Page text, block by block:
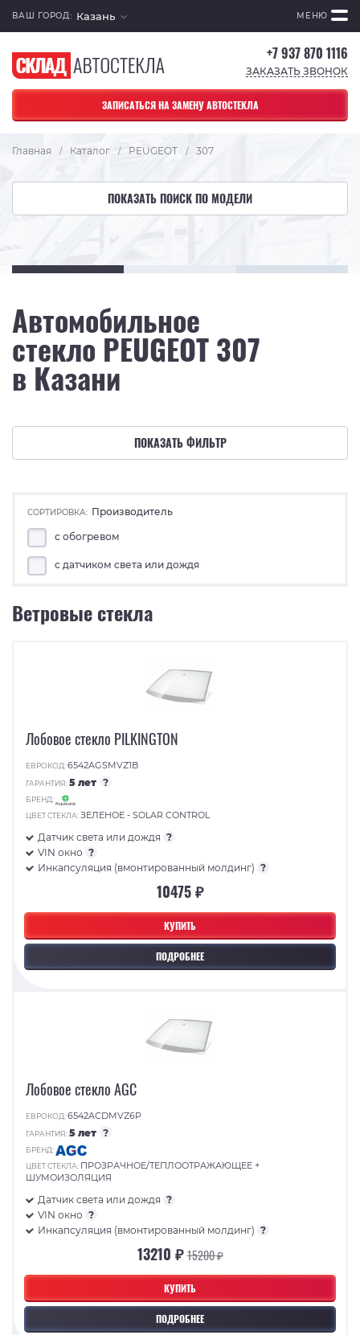
ВАШ ГОРОД: Казань МЕНЮ
+7 937 870 1116
ЗАКАЗАТЬ ЗВОНОК
ЗАПИСАТЬСЯ НА ЗАМЕНУ АВТОСТЕКЛА
Главная / Каталог / PEUGEOT / 307
ПОКАЗАТЬ ПОИСК ПО МОДЕЛИ
Автомобильное
стекло PEUGEOT 307
в Казани
ПОКАЗАТЬ ФИЛЬТР
СОРТИРОВКА: Производитель
с обогревом
с датчиком света или дождя
Ветровые стекла
КУПИТЬ
ПОДРОБНЕЕ
Лобовое стекло PILKINGTON
ЕВРОКОД:6542AGSMVZ1B
ГАРАНТИЯ:5 лет ?
БРЕНД:
ЦВЕТ СТЕКЛА:ЗЕЛЕНОЕ - SOLAR CONTROL
Датчик света или дождя ?
VIN окно ?
Инкапсуляция (вмонтированный молдинг) ?
10475 ₽
КУПИТЬ
ПОДРОБНЕЕ
Лобовое стекло AGC
ЕВРОКОД:6542ACDMVZ6P
ГАРАНТИЯ:5 лет ?
БРЕНД:
ЦВЕТ СТЕКЛА: ПРОЗРАЧНОЕ/ТЕПЛООТРАЖАЮЩЕЕ +
ШУМОИЗОЛЯЦИЯ
Датчик света или дождя ?
VIN окно ?
Инкапсуляция (вмонтированный молдинг) ?
13210 ₽15200 ₽